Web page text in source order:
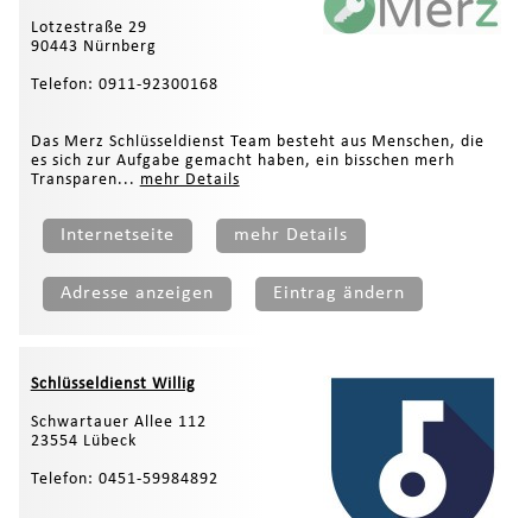
Lotzestraße 29
90443 Nürnberg
Telefon: 0911-92300168
Das Merz Schlüsseldienst Team besteht aus Menschen, die
es sich zur Aufgabe gemacht haben, ein bisschen merh
Transparen... mehr Details
Internetseite mehr Details
Adresse anzeigen Eintrag ändern
Schlüsseldienst Willig
Schwartauer Allee 112
23554 Lübeck
Telefon: 0451-59984892